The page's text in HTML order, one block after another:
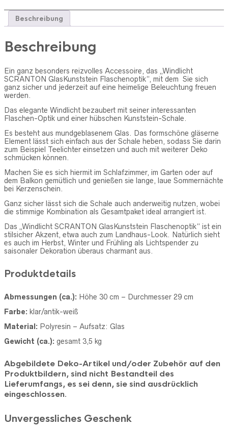
Beschreibung
Beschreibung
Ein ganz besonders reizvolles Accessoire, das „Windlicht
SCRANTON GlasKunststein Flaschenoptik“, mit dem Sie sich
ganz sicher und jederzeit auf eine heimelige Beleuchtung freuen
werden.
Das elegante Windlicht bezaubert mit seiner interessanten
Flaschen-Optik und einer hübschen Kunststein-Schale.
Es besteht aus mundgeblasenem Glas. Das formschöne gläserne
Element lässt sich einfach aus der Schale heben, sodass Sie darin
zum Beispiel Teelichter einsetzen und auch mit weiterer Deko
schmücken können.
Machen Sie es sich hiermit im Schlafzimmer, im Garten oder auf
dem Balkon gemütlich und genießen sie lange, laue Sommernächte
bei Kerzenschein.
Ganz sicher lässt sich die Schale auch anderweitig nutzen, wobei
die stimmige Kombination als Gesamtpaket ideal arrangiert ist.
Das „Windlicht SCRANTON GlasKunststein Flaschenoptik“ ist ein
stilsicher Akzent, etwa auch zum Landhaus-Look. Natürlich sieht
es auch im Herbst, Winter und Frühling als Lichtspender zu
saisonaler Dekoration überaus charmant aus.
Produktdetails
Abmessungen (ca.): Höhe 30 cm – Durchmesser 29 cm
Farbe: klar/antik-weiß
Material: Polyresin – Aufsatz: Glas
Gewicht (ca.): gesamt 3,5 kg
Abgebildete Deko-Artikel und/oder Zubehör auf den
Produktbildern, sind nicht Bestandteil des
Lieferumfangs, es sei denn, sie sind ausdrücklich
eingeschlossen.
Unvergessliches Geschenk